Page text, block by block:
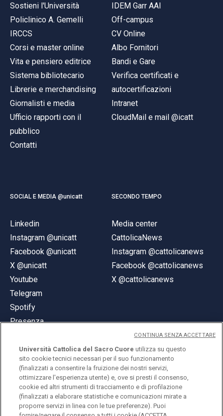
Sostieni l'Università
Policlinico A. Gemelli
IRCCS
Corsi e master online
Vita e pensiero editrice
Sistema bibliotecario
Librerie e merchandising
Giornalisti e media
Ufficio rapporti con il
pubblico
Contatti
IDEM Garr AAI
Off-campus
CV Online
Albo Fornitori
Bandi e Gare
Verifica certificati e
autocertificazioni
Intranet
CloudMail e mail @icatt
SOCIAL E MEDIA @unicatt
Linkedin
Instagram @unicatt
Facebook @unicatt
X @unicatt
Youtube
Telegram
Spotify
Presenza
SECONDO TEMPO
Media center
CattolicaNews
Instagram @cattolicanews
Facebook @cattolicanews
X @cattolicanews
© Università Cattolica del Sacro Cuore
Largo A. Gemelli 1, 20123 Milano
PI 02133120150
Università Cattolica del Sacro Cuore utilizza su questo
sito cookie tecnici necessari per il suo funzionamento
(finalizzati a consentire la fruizione dei nostri servizi,
ottimizzare l'esperienza utente) e, ove si presti il consenso,
cookie ed altri strumenti di tracciamento e di profilazione
(finalizzati a elaborare statistiche e comunicazioni mirate a
proporre servizi in linea con le tue preferenze). Puoi
CONTINUA SENZA ACCETTARE